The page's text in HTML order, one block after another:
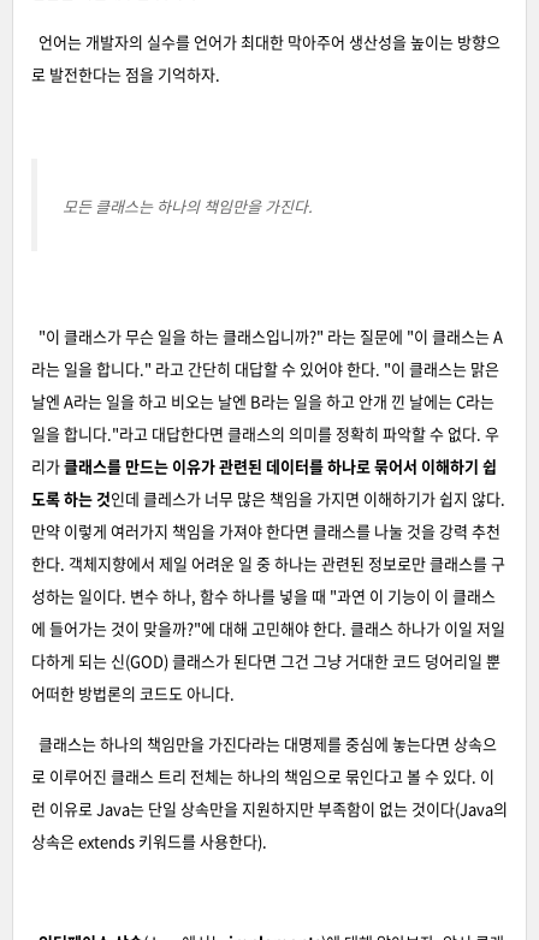
언어는 개발자의 실수를 언어가 최대한 막아주어 생산성을 높이는 방향으
로 발전한다는 점을 기억하자.
모든 클래스는 하나의 책임만을 가진다.
"이 클래스가 무슨 일을 하는 클래스입니까?" 라는 질문에 "이 클래스는 A
라는 일을 합니다." 라고 간단히 대답할 수 있어야 한다. "이 클래스는 맑은
날엔 A라는 일을 하고 비오는 날엔 B라는 일을 하고 안개 낀 날에는 C라는
일을 합니다."라고 대답한다면 클래스의 의미를 정확히 파악할 수 없다. 우
리가클래스를 만드는 이유가 관련된 데이터를 하나로 묶어서 이해하기 쉽
도록 하는 것인데 클레스가 너무 많은 책임을 가지면 이해하기가 쉽지 않다.
만약 이렇게 여러가지 책임을 가져야 한다면 클래스를 나눌 것을 강력 추천
한다. 객체지향에서 제일 어려운 일 중 하나는 관련된 정보로만 클래스를 구
성하는 일이다. 변수 하나, 함수 하나를 넣을 때 "과연 이 기능이 이 클래스
에 들어가는 것이 맞을까?"에 대해 고민해야 한다. 클래스 하나가 이일 저일
다하게 되는 신(GOD) 클래스가 된다면 그건 그냥 거대한 코드 덩어리일 뿐
어떠한 방법론의 코드도 아니다.
클래스는 하나의 책임만을 가진다라는 대명제를 중심에 놓는다면 상속으
로 이루어진 클래스 트리 전체는 하나의 책임으로 묶인다고 볼 수 있다. 이
런 이유로 Java는 단일 상속만을 지원하지만 부족함이 없는 것이다(Java의
상속은 extends 키워드를 사용한다).